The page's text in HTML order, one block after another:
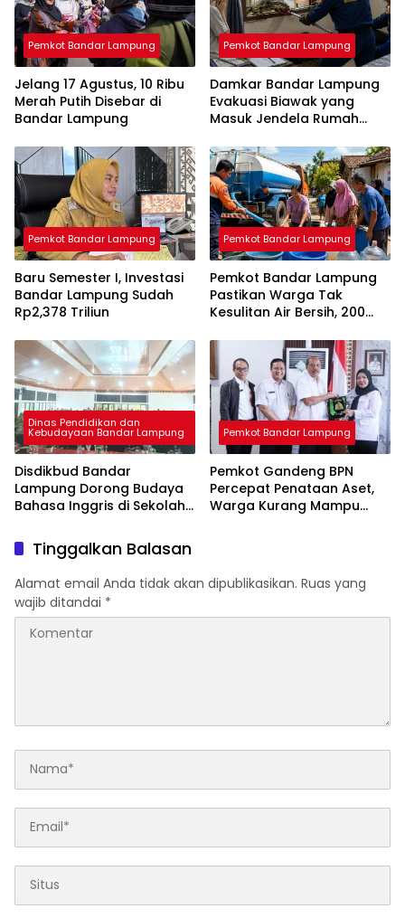
Pemkot Bandar Lampung
Jelang 17 Agustus, 10 Ribu
Merah Putih Disebar di
Bandar Lampung
Pemkot Bandar Lampung
Damkar Bandar Lampung
Evakuasi Biawak yang
Masuk Jendela Rumah
Pemkot Bandar Lampung
Baru Semester I, Investasi
Bandar Lampung Sudah
Rp2,378 Triliun
Pemkot Bandar Lampung
Pemkot Bandar Lampung
Pastikan Warga Tak
Kesulitan Air Bersih, 200
Dinas Pendidikan dan
Kebudayaan Bandar Lampung
Disdikbud Bandar
Lampung Dorong Budaya
Bahasa Inggris di Sekolah
Berprestasi
Pemkot Bandar Lampung
Pemkot Gandeng BPN
Percepat Penataan Aset,
Warga Kurang Mampu
Tinggalkan Balasan
Alamat email Anda tidak akan dipublikasikan. Ruas yang
wajib ditandai *